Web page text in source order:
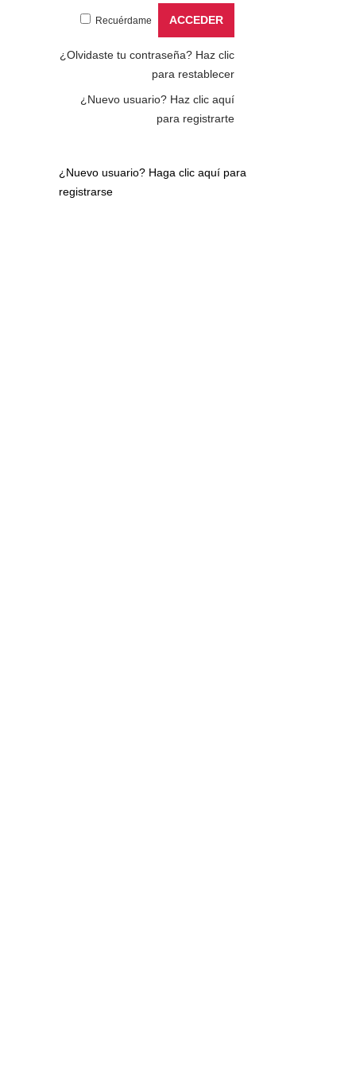
Recuérdame
¿Olvidaste tu contraseña? Haz clic
para restablecer
¿Nuevo usuario? Haz clic aquí
para registrarte
¿Nuevo usuario? Haga clic aquí para
registrarse